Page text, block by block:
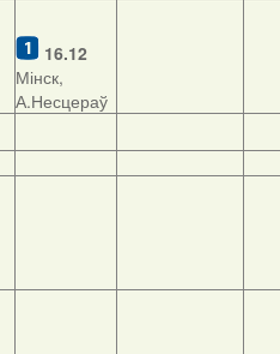
16.12
Мінск,
А.Несцераў